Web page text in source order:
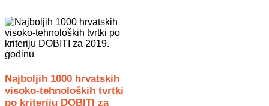
Najboljih 1000 hrvatskih
visoko-tehnoloških tvrtki
po kriteriju DOBITI za